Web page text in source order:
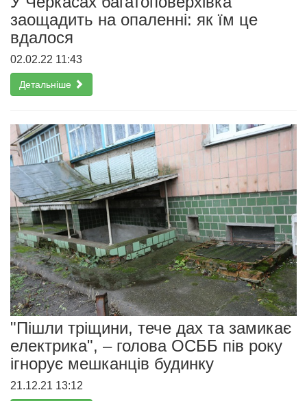
заощадить на опаленні: як їм це
вдалося
02.02.22 11:43
Детальніше
"Пішли тріщини, тече дах та замикає
електрика", – голова ОСББ пів року
ігнорує мешканців будинку
21.12.21 13:12